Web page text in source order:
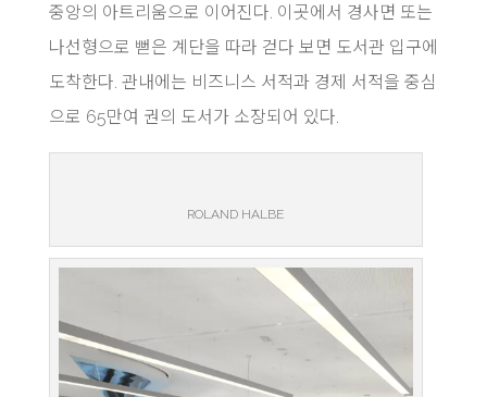
중앙의 아트리움으로 이어진다. 이곳에서 경사면 또는
나선형으로 뻗은 계단을 따라 걷다 보면 도서관 입구에
도착한다. 관내에는 비즈니스 서적과 경제 서적을 중심
으로 65만여 권의 도서가 소장되어 있다.
ROLAND HALBE